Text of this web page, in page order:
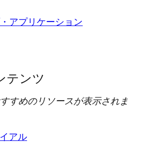
アプリケーション
テンツ
すめのリソースが表示されま
アル